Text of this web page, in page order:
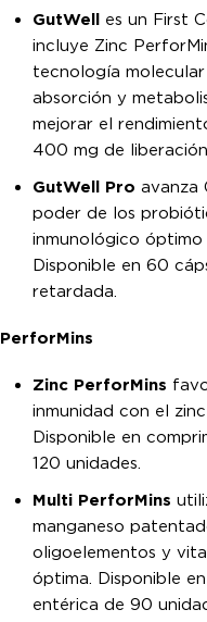
GutWell es un First
incluye Zinc
tecnología
absorción y
mejorar el
400 mg de
GutWell Pro avanza
poder de los
inmunológico
Disponible en 60
retardada.
PerforMins
Zinc PerforMins
inmunidad con el
Disponible en
120 unidades.
Multi PerforMins
manganeso
oligoelementos y
óptima. Disponible
entérica de 90